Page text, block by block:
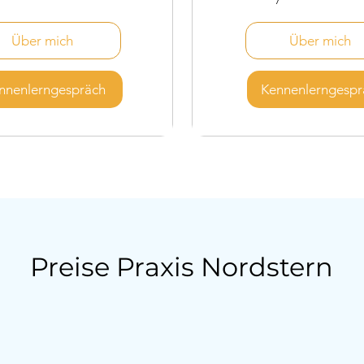
Über mich Über mich
Preise Praxis Nordstern